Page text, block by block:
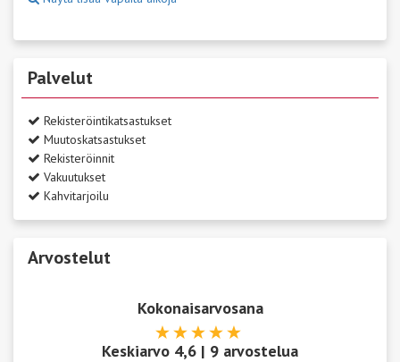
Palvelut
Rekisteröintikatsastukset
Muutoskatsastukset
Rekisteröinnit
Vakuutukset
Kahvitarjoilu
Arvostelut
Kokonaisarvosana
Keskiarvo 4,6 | 9 arvostelua